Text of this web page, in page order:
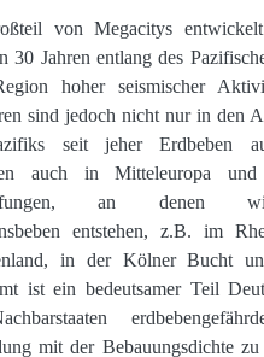
von Megacitys
30 Jahren entlang des
hoher seismischer
sind jedoch nicht nur in den
seit jeher Erdbeben
auch in Mitteleuropa und
an denen
entstehen, z.B. im
in der Kölner Bucht
ist ein bedeutsamer Teil
mit der Bebauungsdichte